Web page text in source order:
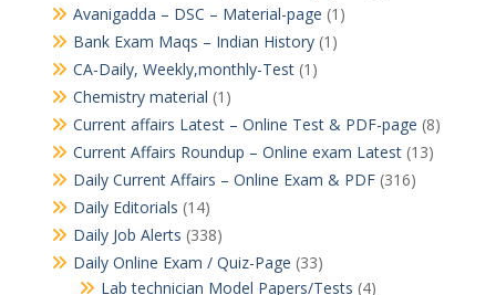
Avanigadda – DSC – Material-page (1)
Bank Exam Maqs – Indian History(1)
CA-Daily, Weekly,monthly-Test(1)
Chemistry material (1)
Current affairs Latest – Online Test & PDF-page (8)
Current Affairs Roundup – Online exam Latest(13)
Daily Current Affairs – Online Exam & PDF(316)
Daily Editorials (14)
Daily Job Alerts (338)
Daily Online Exam / Quiz-Page (33)
Lab technician Model Papers/Tests (4)